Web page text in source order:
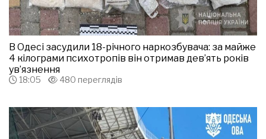
В Одесі засудили 18-річного наркозбувача: за майже
4 кілограми психотропів він отримав дев’ять років
ув’язнення
18:05 480 переглядів